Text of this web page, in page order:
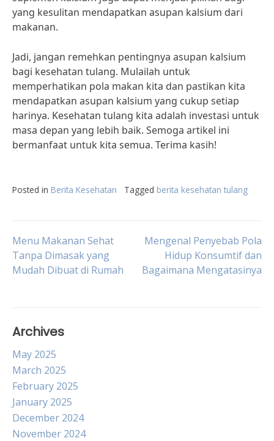
yang kesulitan mendapatkan asupan kalsium dari
makanan.
Jadi, jangan remehkan pentingnya asupan kalsium
bagi kesehatan tulang. Mulailah untuk
memperhatikan pola makan kita dan pastikan kita
mendapatkan asupan kalsium yang cukup setiap
harinya. Kesehatan tulang kita adalah investasi untuk
masa depan yang lebih baik. Semoga artikel ini
bermanfaat untuk kita semua. Terima kasih!
Posted in Berita Kesehatan Tagged berita kesehatan tulang
Post
navigation
Menu Makanan Sehat
Tanpa Dimasak yang
Mudah Dibuat di Rumah
Mengenal Penyebab Pola
Hidup Konsumtif dan
Bagaimana Mengatasinya
Archives
May 2025
March 2025
February 2025
January 2025
December 2024
November 2024